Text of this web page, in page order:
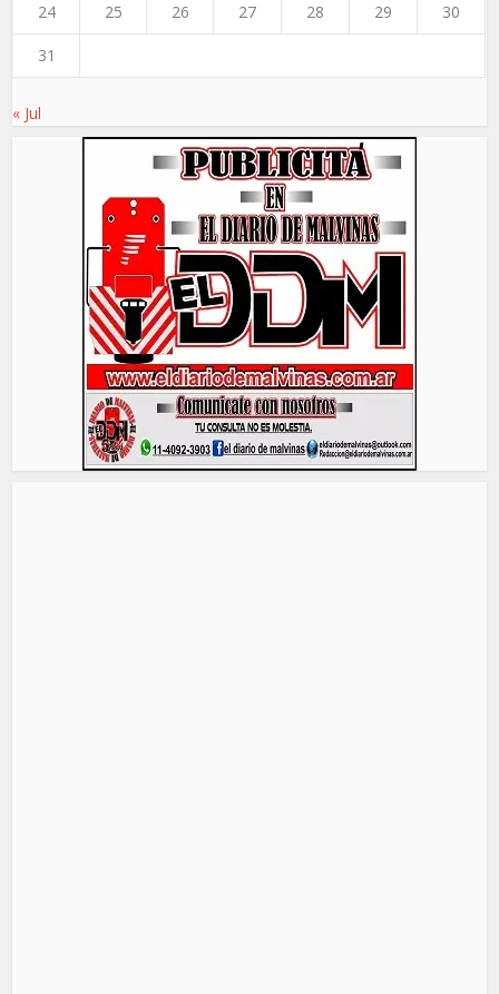
24 25 26 27 28 29 30
31
« Jul